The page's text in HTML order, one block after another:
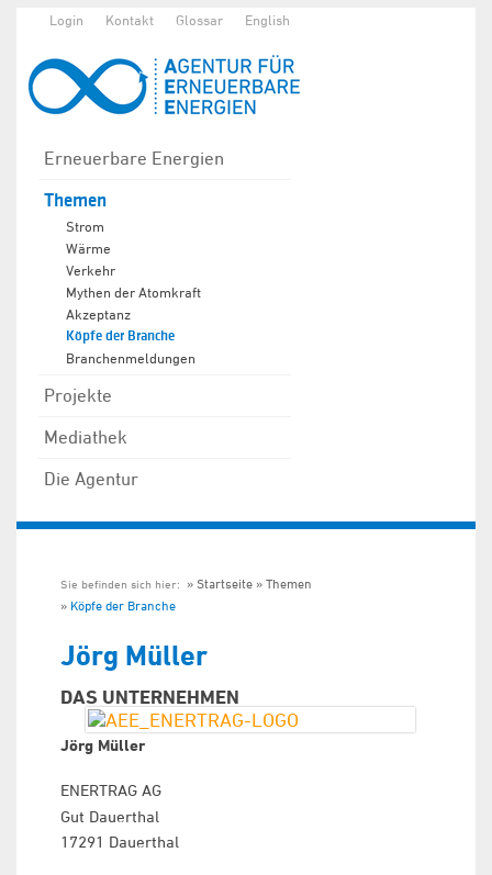
Login Kontakt Glossar English
Erneuerbare Energien
Themen
Strom
Wärme
Verkehr
Mythen der Atomkraft
Akzeptanz
Köpfe der Branche
Branchenmeldungen
Projekte
Mediathek
Die Agentur
Sie befinden sich hier: Startseite
Themen
Köpfe der Branche
Jörg Müller
DAS UNTERNEHMEN
Jörg Müller
ENERTRAG AG
Gut Dauerthal
17291 Dauerthal